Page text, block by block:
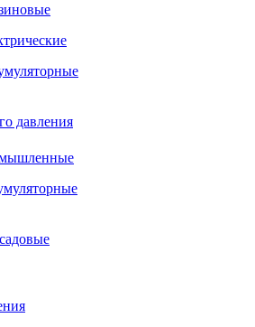
давления